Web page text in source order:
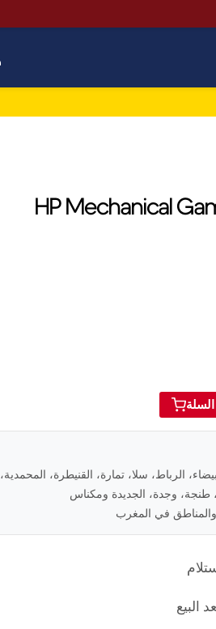
HP Mechanical
الرباط، سلا، تمارة، القنيطرة، المحمدية،
طنجة، وجدة، الجديدة ومكناس
البيع